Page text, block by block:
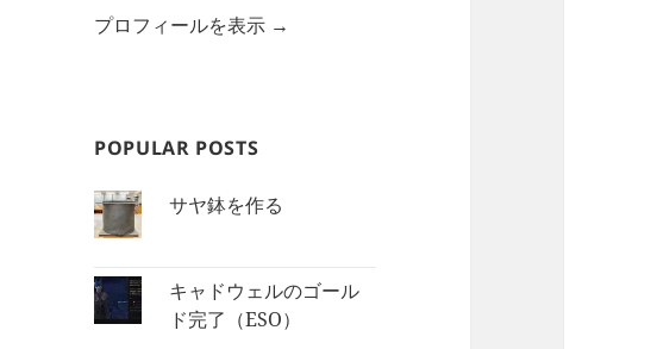
プロフィールを表示 →
POPULAR POSTS
サヤ鉢を作る
キャドウェルのゴール
ド完了（ESO）